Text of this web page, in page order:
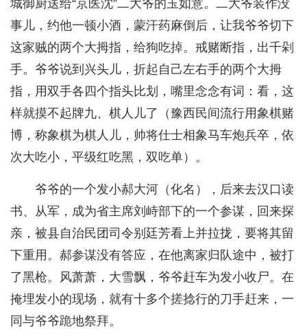
城御厨送给“京医沈”二大爷的玉如意。二大爷装作没
事儿，约他一顿小酒，蒙汗药麻倒后，让我爷爷切下
这家贼的两个大拇指，给狗吃掉。戒赌断指，出千剁
手。爷爷说到兴头儿，折起自己左右手的两个大拇
指，用双手各四个指头比划，嘴里念念有词：看，这
样就摸不起牌九、棋人儿了（豫西民间流行用象棋赌
博，称象棋为棋人儿，帅将仕士相象马车炮兵卒，依
次大吃小，平级红吃黑，双吃单）。
爷爷的一个发小郝大河（化名），后来去汉口读
书、从军，成为省主席刘峙部下的一个参谋，回来探
亲，被县自治民团司令别廷芳看上并拉拢，要将其留
下重用。郝参谋没有答应，在他离家归队途中，被打
了黑枪。风萧萧，大雪飘，爷爷赶车为发小收尸。在
掩埋发小的现场，就有十多个搓捻行的刀手赶来，一
同与爷爷跪地祭拜。